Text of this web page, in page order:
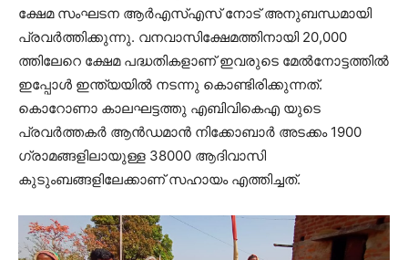
ക്ഷേമ സംഘടന ആർഎസ്എസ് നോട് അനുബന്ധമായി
പ്രവർത്തിക്കുന്നു. വനവാസിക്ഷേമത്തിനായി 20,000
ത്തിലേറെ ക്ഷേമ പദ്ധതികളാണ് ഇവരുടെ മേൽനോട്ടത്തിൽ
ഇപ്പോൾ ഇന്ത്യയിൽ നടന്നു കൊണ്ടിരിക്കുന്നത്.
കൊറോണാ കാലഘട്ടത്തു എബിവികെഎ യുടെ
പ്രവർത്തകർ ആൻഡമാൻ നിക്കോബാർ അടക്കം 1900
ഗ്രാമങ്ങളിലായുള്ള 38000 ആദിവാസി
കുടുംബങ്ങളിലേക്കാണ് സഹായം എത്തിച്ചത്.